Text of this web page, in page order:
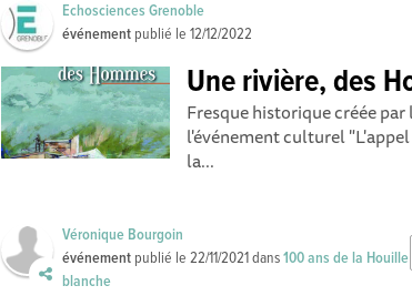
Echosciences Grenoble
événement publié le12/12/2022
Une rivière, des
Fresque historique créée
l'événement culturel
la...
Véronique Bourgoin
événement publié le22/11/2021dans100 ans de la Houille
blanche